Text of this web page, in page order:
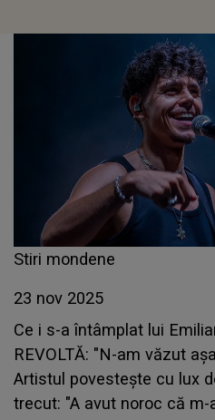
Stiri mondene
23 nov 2025
Ce i s-a întâmplat lui
REVOLTĂ: "N-am văzut
Artistul povestește cu lux
trecut: "A avut noroc că